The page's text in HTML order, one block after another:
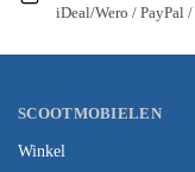
iDeal/Wero / PayPal
SCOOTMOBIELEN
Winkel